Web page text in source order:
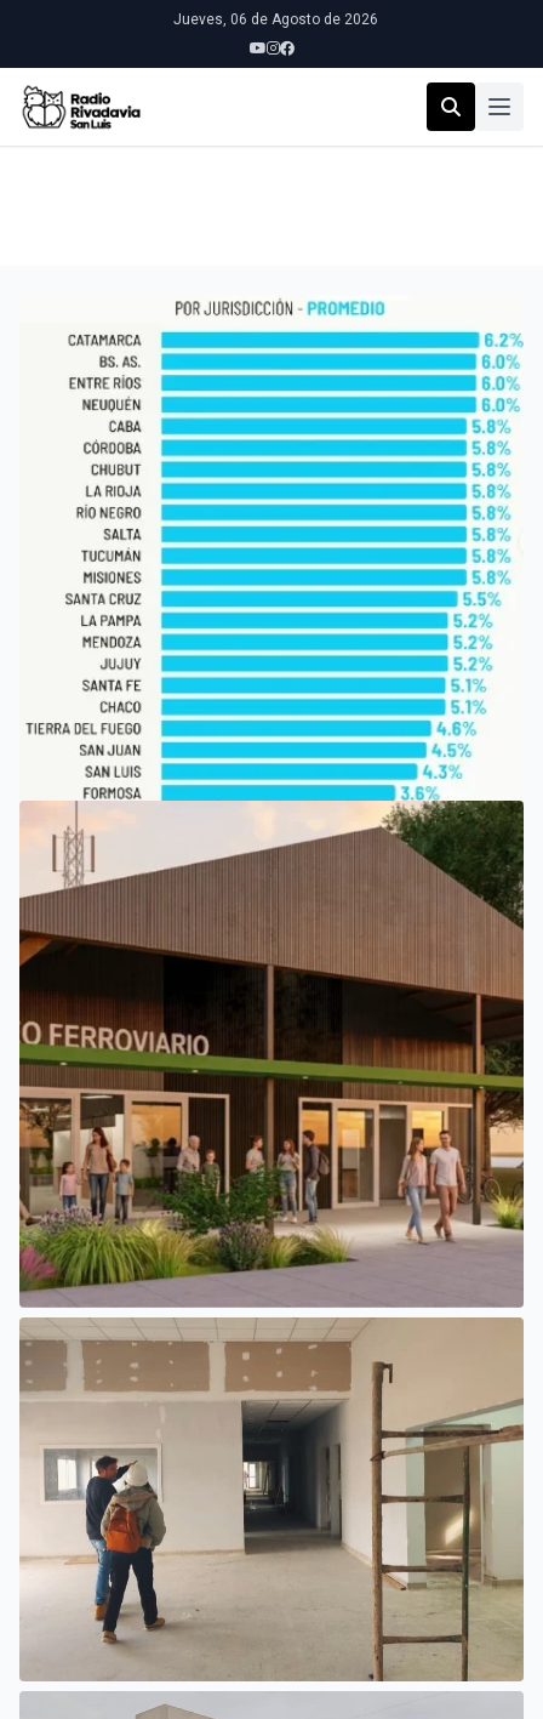
Jueves, 06 de Agosto de 2026
SAN LUIS
SAN LUIS, ENTRE LAS PROVINCIAS QUE PERCIBEN TASAS
MÁS BAJAS DE INGRESOS BRUTOS
SAN LUIS
EL INTENDENTE HISSA FIRMÓ EL LLAMADO A LICITACIÓN
PARA CONSTRUIR EL PASEO FERROVIARIO PARA
EMPRENDEDORES Y VENDEDORES